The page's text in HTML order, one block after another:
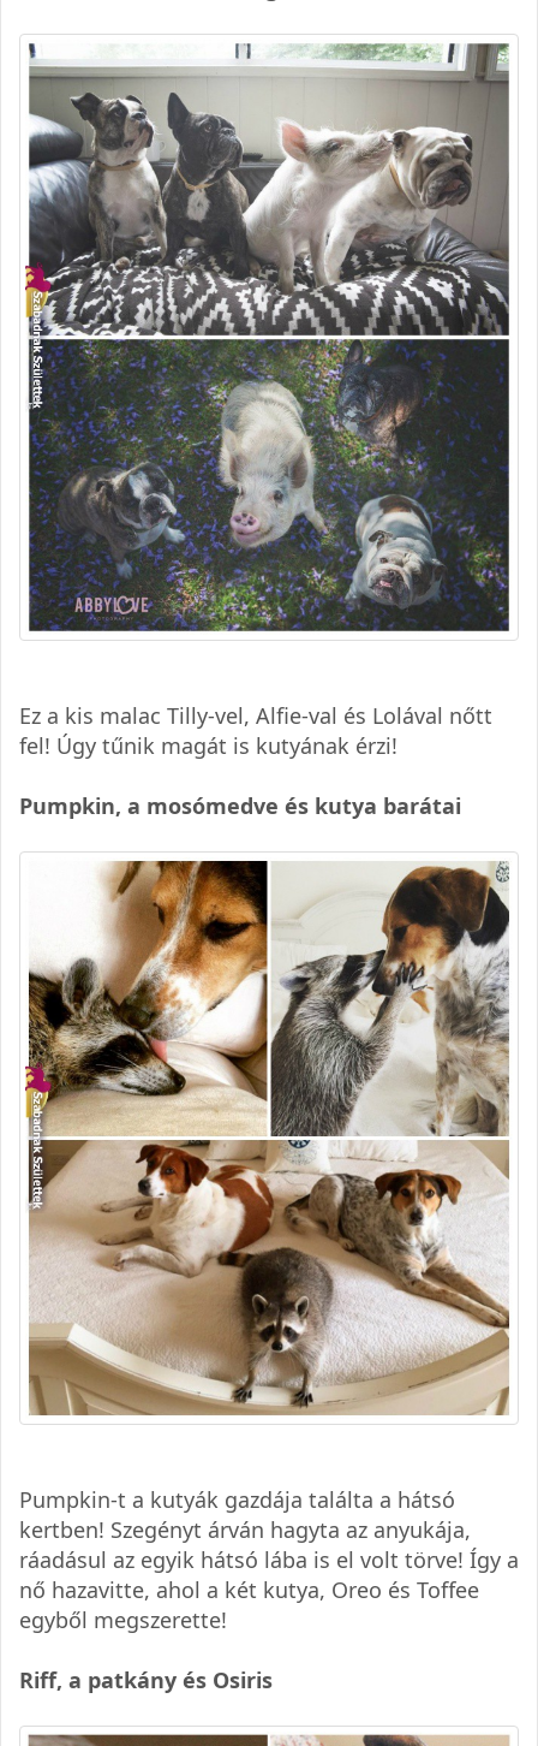
Ez a kis malac Tilly-vel, Alfie-val és Lolával nőtt
fel! Úgy tűnik magát is kutyának érzi!
Pumpkin, a mosómedve és kutya barátai
Pumpkin-t a kutyák gazdája találta a hátsó
kertben! Szegényt árván hagyta az anyukája,
ráadásul az egyik hátsó lába is el volt törve! Így a
nő hazavitte, ahol a két kutya, Oreo és Toffee
egyből megszerette!
Riff, a patkány és Osiris